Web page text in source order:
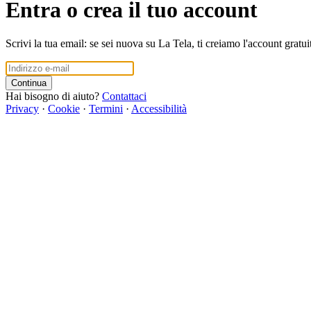
Entra o crea il tuo account
Scrivi la tua email: se sei nuova su La Tela, ti creiamo l'account
Continua
Hai bisogno di aiuto? Contattaci
Privacy · Cookie · Termini · Accessibilità